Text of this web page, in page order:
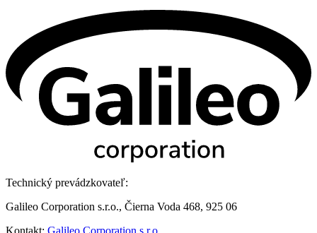
Technický prevádzkovateľ:
Galileo Corporation s.r.o., Čierna Voda 468, 925 06
Kontakt: Galileo Corporation s.r.o.